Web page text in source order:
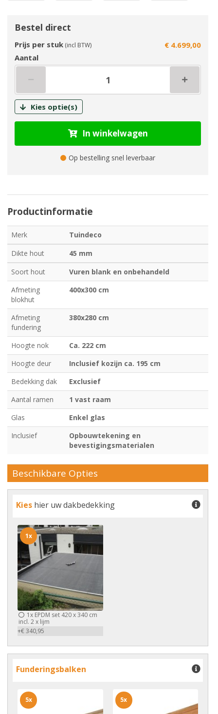
Bestel direct
Prijs per stuk (incl BTW)
€ 4.699,00
Aantal
Kies optie(s)
In winkelwagen
Op bestelling snel leverbaar
Productinformatie
Merk
Tuindeco
Dikte hout
45 mm
Soort hout
Vuren blank en onbehandeld
Afmeting
blokhut
400x300 cm
Afmeting
fundering
380x280 cm
Hoogte nok
Ca. 222 cm
Hoogte deur
Inclusief kozijn ca. 195 cm
Bedekking dak
Exclusief
Aantal ramen
1 vast raam
Glas
Enkel glas
Inclusief
Opbouwtekening en
bevestigingsmaterialen
Beschikbare Opties
Kies hier uw dakbedekking
1x EPDM set 420 x 340 cm
incl. 2 x lijm
+€ 340,95
1x
Funderingsbalken
5x 5x